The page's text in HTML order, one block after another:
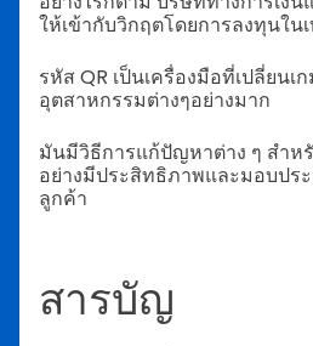
ให้เข้ากับวิกฤตโดยการลงทุนใน
รหัส QR เป็นเครื่องมือที่เปลี่ยนเ
อุตสาหกรรมต่างๆอย่างมาก
มันมีวิธีการแก้ปัญหาต่าง ๆ สำห
อย่างมีประสิทธิภาพและมอบปร
ลูกค้า
สารบัญ